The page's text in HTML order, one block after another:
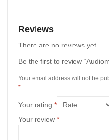
Reviews
There are no reviews yet.
Be the first to review
Your email address will not be
*
Your rating *
Your review *